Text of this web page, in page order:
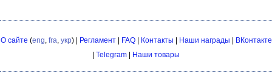
О сайте (eng fra укр) | Регламент| FAQ| Контакты | Наши награды | ВКонтакте
| Telegram | Наши товары